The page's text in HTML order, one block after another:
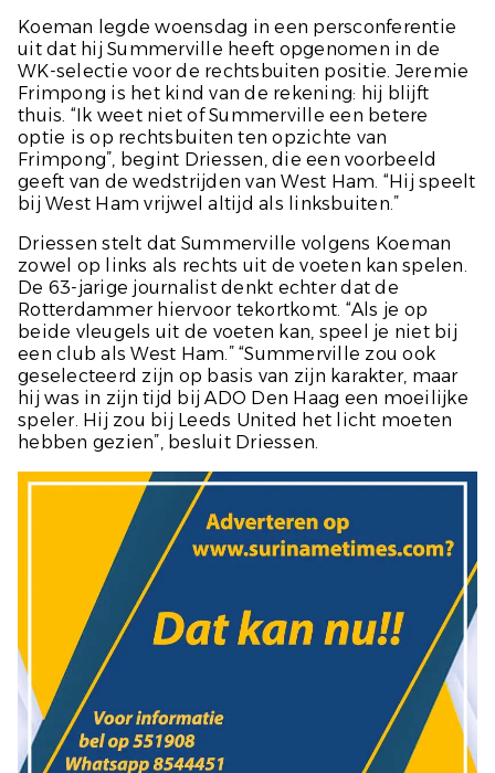
Koeman legde woensdag in een persconferentie
uit dat hij Summerville heeft opgenomen in de
WK-selectie voor de rechtsbuiten positie. Jeremie
Frimpong is het kind van de rekening: hij blijft
thuis. “Ik weet niet of Summerville een betere
optie is op rechtsbuiten ten opzichte van
Frimpong”, begint Driessen, die een voorbeeld
geeft van de wedstrijden van West Ham. “Hij speelt
bij West Ham vrijwel altijd als linksbuiten.”
Driessen stelt dat Summerville volgens Koeman
zowel op links als rechts uit de voeten kan spelen.
De 63-jarige journalist denkt echter dat de
Rotterdammer hiervoor tekortkomt. “Als je op
beide vleugels uit de voeten kan, speel je niet bij
een club als West Ham.” “Summerville zou ook
geselecteerd zijn op basis van zijn karakter, maar
hij was in zijn tijd bij ADO Den Haag een moeilijke
speler. Hij zou bij Leeds United het licht moeten
hebben gezien”, besluit Driessen.